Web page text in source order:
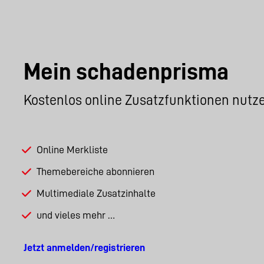
Mein schadenprisma
Kostenlos online Zusatzfunktionen
Online Merkliste
Themebereiche abonnieren
Multimediale Zusatzinhalte
und vieles mehr …
Jetzt anmelden/registrieren